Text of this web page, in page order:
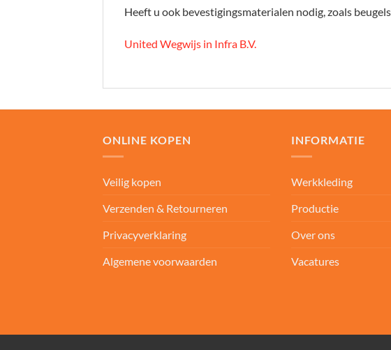
Heeft u ook bevestigingsmaterialen nodig, zoals
United Wegwijs in Infra B.V.
ONLINE KOPEN
Veilig kopen
Verzenden & Retourneren
Privacyverklaring
Algemene voorwaarden
INFORMATIE
Werkkleding
Productie
Over ons
Vacatures